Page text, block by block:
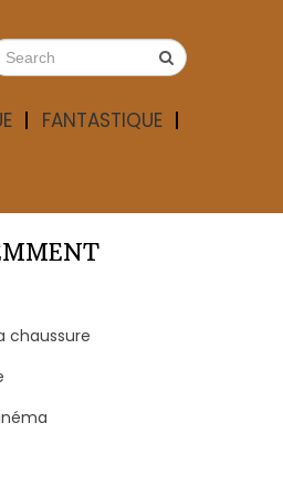
FANTASTIQUE
chaussure